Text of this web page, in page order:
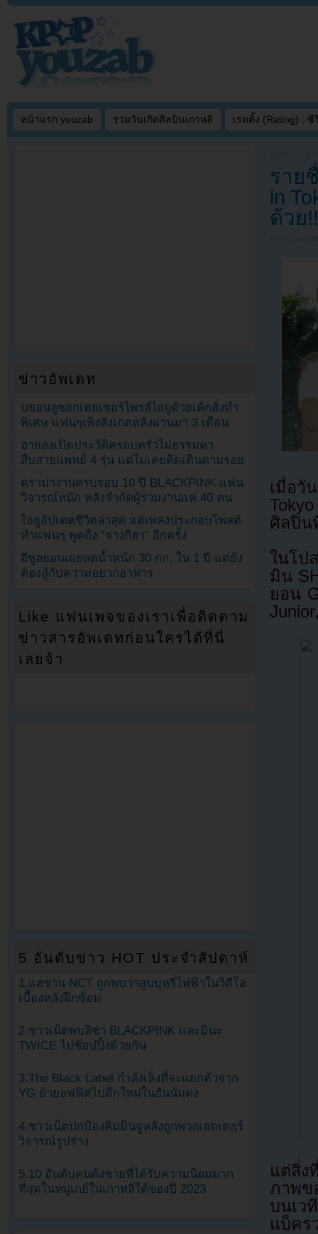
หน้าแรก youzab รวมวันเกิดศิลปินเกาหลี เรตติ้ง (Rating) : ซี
ราย
in
ด้วย!!
เมื่อวั
ศิลปิน
ในโป
มิน
ยอน
แต่สิ่ง
ภาพข
บนเว
แบ็คร
ข่าวอัพเดท
บยอนอูซอกเคยเซอร์ไพรส์ไอยูด้วยเค้กสั่งทำ
พิเศษ แฟนๆเพิ่งสังเกตหลังผ่านมา 3 เดือน
ฮายองเปิดประวัติครอบครัวไม่ธรรมดา
สืบสายแพทย์ 4 รุ่น แต่ไม่เคยคิดเดินตามรอย
ดราม่างานครบรอบ 10 ปี BLACKPINK แฟน
วิจารณ์หนัก หลังจำกัดผู้ร่วมงานแค่ 40 คน
ไอยูอัปเดตชีวิตล่าสุด แต่เพลงประกอบโพสต์
ทำแฟนๆ พูดถึง “จางกีฮา” อีกครั้ง
อีซูฮยอนเผยลดน้ำหนัก 30 กก. ใน 1 ปี แต่ยัง
ต้องสู้กับความอยากอาหาร
Like แฟนเพจของเราเพื่อติดตาม
ข่าวสารอัพเดทก่อนใครได้ที่นี่
เลยจ้า
5 อันดับข่าว HOT ประจำสัปดาห์
1.แฮชาน NCT ถูกพบว่าสูบบุหรี่ไฟฟ้าในวิดีโอ
เบื้องหลังฝึกซ้อม
2.ชาวเน็ตพบลิซ่า BLACKPINK และมินะ
TWICE ไปช้อปปิ้งด้วยกัน
3.The Black Label กำลังเล็งที่จะแยกตัวจาก
YG ย้ายอฟฟิศไปตึกใหม่ในฮันนัมดง
4.ชาวเน็ตปกป้องคิมมินจูหลังถูกพวกเฮดเตอร์
วิจารณ์รูปร่าง
5.10 อันดับคนดังชายที่ได้รับความนิยมมาก
ที่สุดในหมู่เกย์ในเกาหลีใต้ของปี 2023